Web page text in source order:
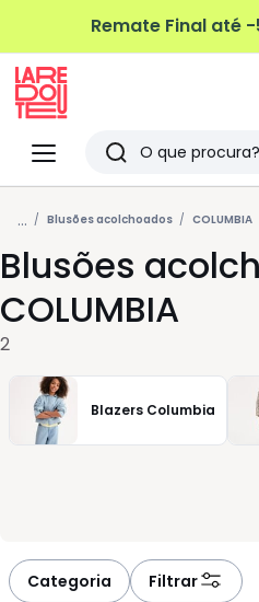
Remate Final até -
Menu
Redoute
Pesquisar
Últimos
artigos
vistos
... Blusões acolchoados COLUMBIA
Blusões
COLUMBIA
2
Blazers Columbia
Categoria Filtrar